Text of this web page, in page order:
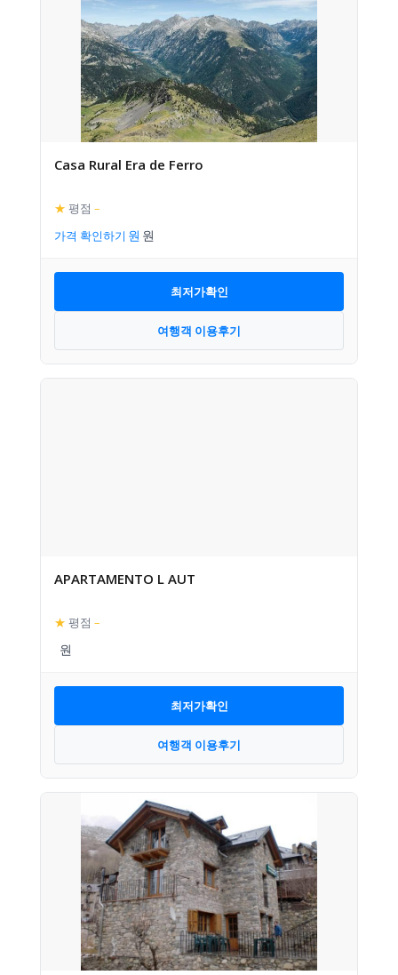
Casa Rural Era de Ferro
★ 평점 –
가격 확인하기
최저가확인
여행객 이용후기
APARTAMENTO L AUT
★ 평점 –
최저가확인
여행객 이용후기